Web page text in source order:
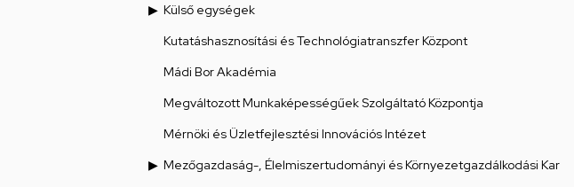
Külső egységek
Kutatáshasznosítási és Technológiatranszfer Központ
Mádi Bor Akadémia
Megváltozott Munkaképességűek Szolgáltató Központja
Mérnöki és Üzletfejlesztési Innovációs Intézet
Mezőgazdaság-, Élelmiszertudományi és Környezetgazdálkodási Kar